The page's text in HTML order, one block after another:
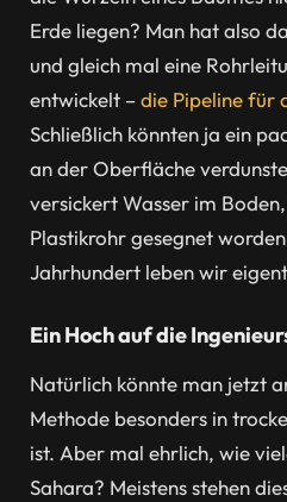
Erde liegen? Man hat also
und gleich mal eine
entwickelt –die Pipeline für
Schließlich könnten ja ein
an der Oberfläche
versickert Wasser im
Plastikrohr gesegnet
Jahrhundert leben wir
Ein Hoch auf die
Natürlich könnte man jetzt
Methode besonders in
ist. Aber mal ehrlich, wie
Sahara? Meistens stehen